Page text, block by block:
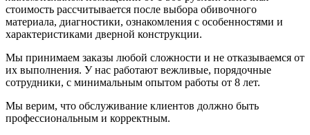
стоимость рассчитывается после выбора обивочного
материала, диагностики, ознакомления с особенностями и
характеристиками дверной конструкции.
Мы принимаем заказы любой сложности и не отказываемся от
их выполнения. У нас работают вежливые, порядочные
сотрудники, с минимальным опытом работы от 8 лет.
Мы верим, что обслуживание клиентов должно быть
профессиональным и корректным.